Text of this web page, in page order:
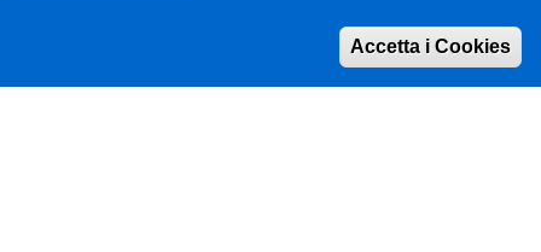
PNRR (Piano Nazionale di Ripresa e Resilienza)
Accetta i Cookies